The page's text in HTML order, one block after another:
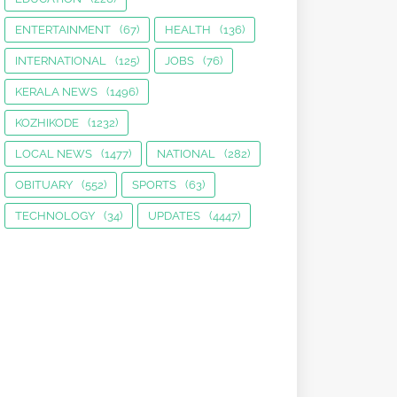
ENTERTAINMENT (67) HEALTH (136)
INTERNATIONAL (125) JOBS (76)
KERALA NEWS (1496)
KOZHIKODE (1232)
LOCAL NEWS (1477) NATIONAL (282)
OBITUARY (552) SPORTS (63)
TECHNOLOGY (34) UPDATES (4447)